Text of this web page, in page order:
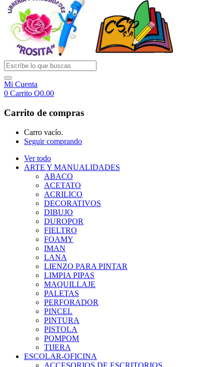
Mi Cuenta
0 Carrito Q0.00
Carrito de compras
Carro vacío.
Seguir comprando
Ver todo
ARTE Y MANUALIDADES
ABACO
ACETATO
ACRILICO
DECORATIVOS
DIBUJO
DUROPOR
FIELTRO
FOAMY
IMAN
LANA
LIENZO PARA PINTAR
LIMPIA PIPAS
MAQUILLAJE
PALETAS
PERFORADOR
PINCEL
PINTURA
PISTOLA
POMPOM
TIJERA
ESCOLAR-OFICINA
ACCESORIOS DE ESCRITORIOS